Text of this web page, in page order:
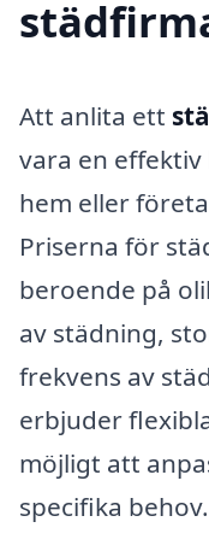
Att anlita ett
vara en
hem eller
Priserna för
beroende på
av städning,
frekvens av
erbjuder
möjligt att
specifika behov.